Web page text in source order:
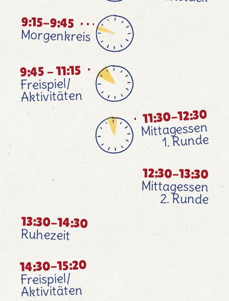
9:15-9:45
Morgenkreis
9:45 - 11:15
Freispiel/
Aktivitäten
11:30-12:30
Mittagessen
1. Runde
12:30-13:30
Mittagessen
2. Runde​
13:30-14:30
Ruhezeit
14:30-15:20
Freispiel/
Aktivitäten